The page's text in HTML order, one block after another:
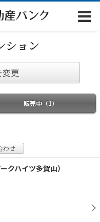
ション
変更
販売中（1）
わせ
クハイツ多賀山）